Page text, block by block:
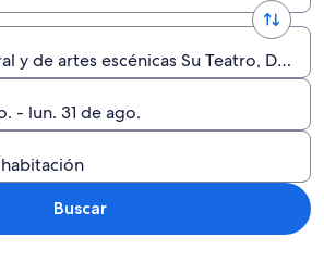
y de artes escénicas Su Teatro,
- lun. 31 de ago.
habitación
Buscar